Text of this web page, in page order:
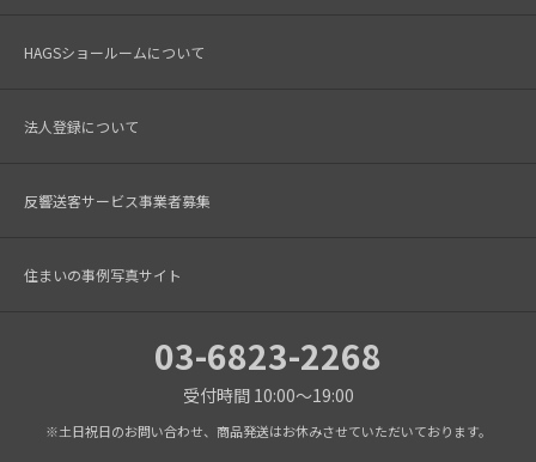
HAGSショールームについて
法人登録について
反響送客サービス事業者募集
住まいの事例写真サイト
03-6823-2268
受付時間 10:00～19:00
※土日祝日のお問い合わせ、商品発送はお休みさせていただいております。